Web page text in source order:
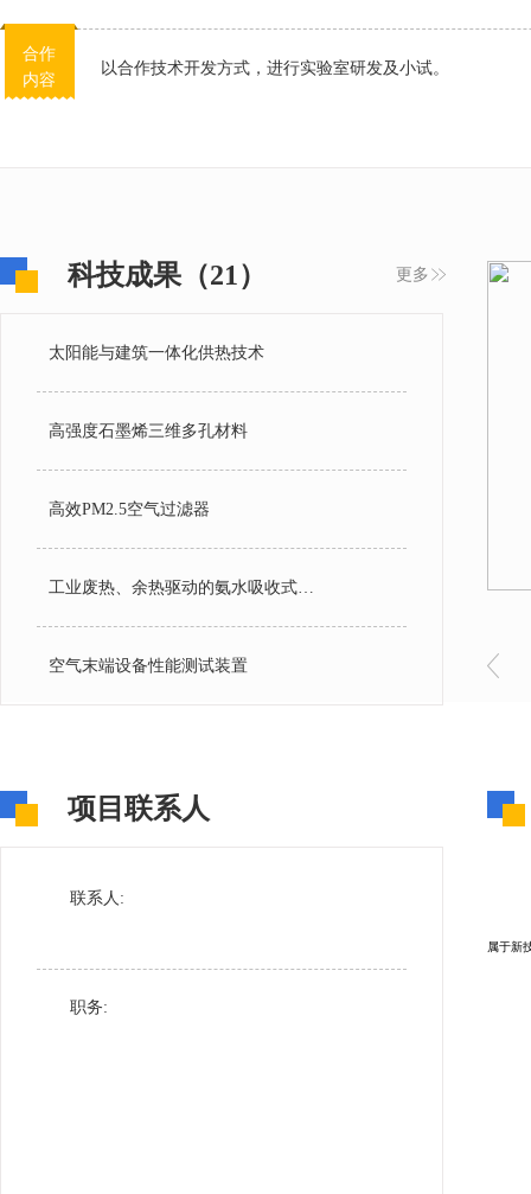
合作
内容
以合作技术开发方式，进行实验室研发及小试。
科技成果（21） 更多
太阳能与建筑一体化供热技术
高强度石墨烯三维多孔材料
高效PM2.5空气过滤器
工业废热、余热驱动的氨水吸收式制冰装置
空气末端设备性能测试装置
项目联系人
联系人:
职务:
属于新